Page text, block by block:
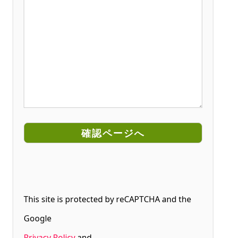
This site is protected by reCAPTCHA and the
Google